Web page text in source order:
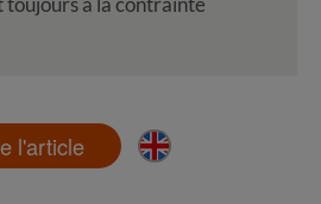
l'article